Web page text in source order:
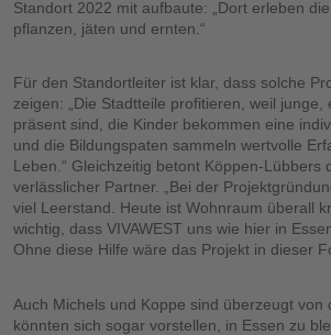
Standort 2022 mit aufbaute: „Dort erleben
pflanzen, jäten und ernten.“
Für den Standortleiter ist klar, dass solche
zeigen: „Die Stadtteile profitieren, weil junge,
präsent sind, die Kinder bekommen eine
und die Bildungspaten sammeln wertvolle
Leben.“ Gleichzeitig betont Köppen-Lübbers
verlässlicher Partner. „Bei der
viel Leerstand. Heute ist Wohnraum überall
wichtig, dass VIVAWEST uns wie hier in
Ohne diese Hilfe wäre das Projekt in dieser
Auch Michels und Koppe sind überzeugt von
könnten sich sogar vorstellen, in Essen zu